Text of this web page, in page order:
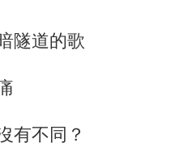
隧道的歌
有不同？